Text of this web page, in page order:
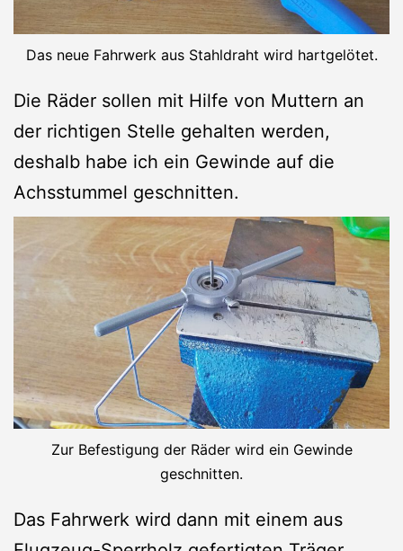
Das neue Fahrwerk aus Stahldraht wird hartgelötet.
Die Räder sollen mit Hilfe von Muttern an
der richtigen Stelle gehalten werden,
deshalb habe ich ein Gewinde auf die
Achsstummel geschnitten.
Zur Befestigung der Räder wird ein Gewinde
geschnitten.
Das Fahrwerk wird dann mit einem aus